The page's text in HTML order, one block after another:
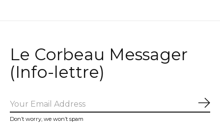
Le Corbeau Messager
(Info-lettre)
Don’t worry, we won’t spam